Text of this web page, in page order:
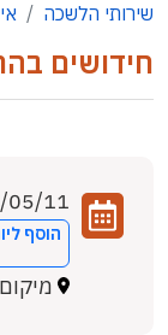
שירותי הלשכה
חידושים
30/05/11
הוסף